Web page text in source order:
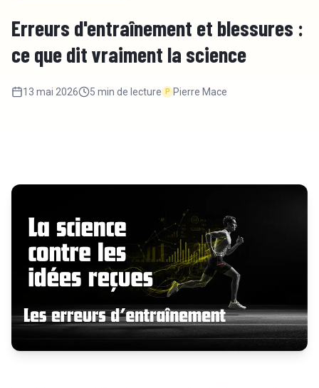
Erreurs d'entraînement et blessures :
ce que dit vraiment la science
13 mai 2026 5 min de lecture P Pierre Mace